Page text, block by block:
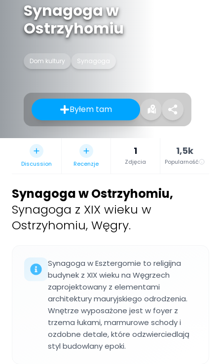
Synagoga w
Ostrzyhomiu
Dom kultury Synagoga
Byłem tam
Discussion Recenzje
1
Zdjęcia
1,5k
Popularność
Synagoga w Ostrzyhomiu,
Synagoga z XIX wieku w
Ostrzyhomiu, Węgry.
Synagoga w Esztergomie to religijna
budynek z XIX wieku na Węgrzech
zaprojektowany z elementami
architektury mauryjskiego odrodzenia.
Wnętrze wyposażone jest w foyer z
trzema łukami, marmurowe schody i
ozdobne detale, które odzwierciedlają
styl budowlany epoki.